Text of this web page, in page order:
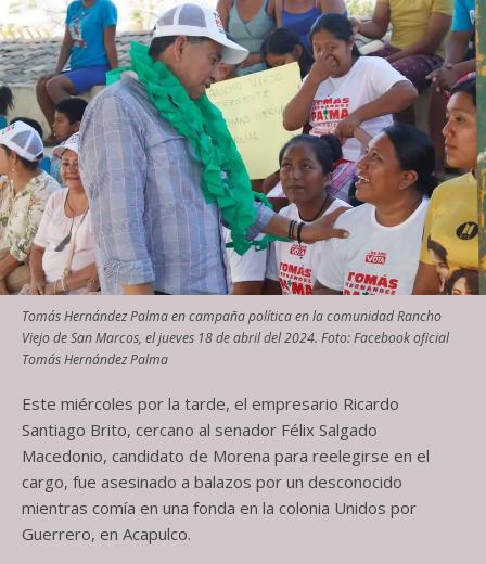
Tomás Hernández Palma en campaña política en la comunidad Rancho
Viejo de San Marcos, el jueves 18 de abril del 2024. Foto: Facebook oficial
Tomás Hernández Palma
Este miércoles por la tarde, el empresario Ricardo
Santiago Brito, cercano al senador Félix Salgado
Macedonio, candidato de Morena para reelegirse en el
cargo, fue asesinado a balazos por un desconocido
mientras comía en una fonda en la colonia Unidos por
Guerrero, en Acapulco.